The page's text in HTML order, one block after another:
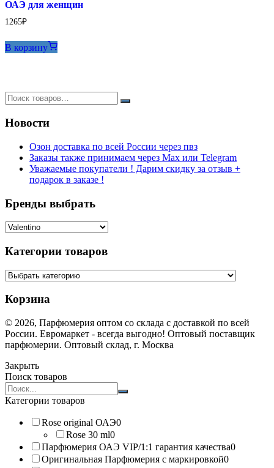
ОАЭ для женщин
1265₽
В корзину
Новости
Озон доставка по всей России через пвз
Заказы также принимаем через Max или Telegram
Уважаемые покупатели ! Дарим скидку за отзыв +
подарок в заказе !
Бренды выбрать
Категории товаров
Корзина
© 2026, Парфюмерия оптом со склада с доставкой по всей
России. Евромаркет - всегда выгодно! Оптовый поставщик
парфюмерии. Оптовый склад, г. Москва
Закрыть
Поиск товаров
Search
products:
Категории товаров
Rose original ОАЭ0
Rose 30 ml0
Парфюмерия ОАЭ VIP/1:1 гарантия качества0
Оригинальная Парфюмерия с маркировкой0